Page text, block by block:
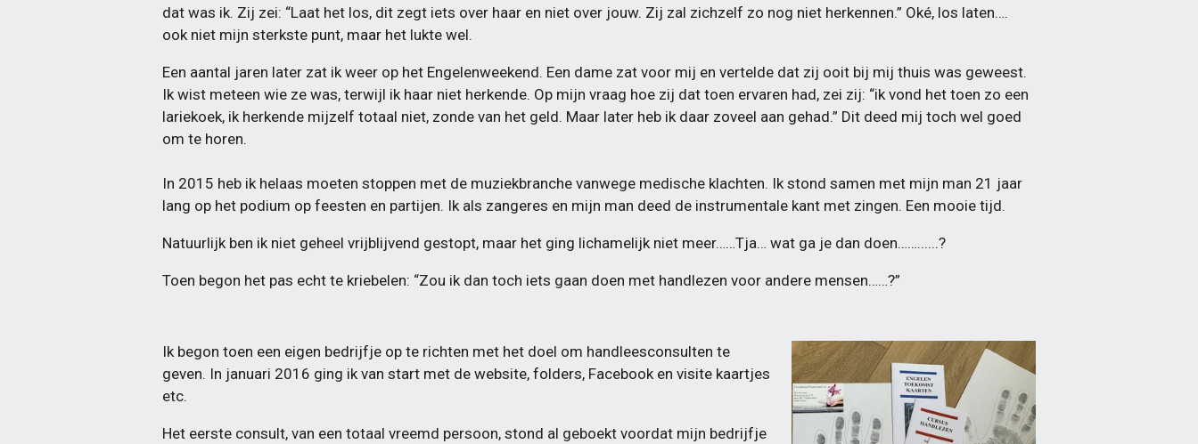
dat was ik. Zij zei: “Laat het los, dit zegt iets over haar en niet over jouw. Zij zal zichzelf zo nog niet herkennen.” Oké, los laten….
ook niet mijn sterkste punt, maar het lukte wel.
Een aantal jaren later zat ik weer op het Engelenweekend. Een dame zat voor mij en vertelde dat zij ooit bij mij thuis was geweest.
Ik wist meteen wie ze was, terwijl ik haar niet herkende. Op mijn vraag hoe zij dat toen ervaren had, zei zij: “ik vond het toen zo een
lariekoek, ik herkende mijzelf totaal niet, zonde van het geld. Maar later heb ik daar zoveel aan gehad.” Dit deed mij toch wel goed
om te horen.
In 2015 heb ik helaas moeten stoppen met de muziekbranche vanwege medische klachten. Ik stond samen met mijn man 21 jaar
lang op het podium op feesten en partijen. Ik als zangeres en mijn man deed de instrumentale kant met zingen. Een mooie tijd.
Natuurlijk ben ik niet geheel vrijblijvend gestopt, maar het ging lichamelijk niet meer……Tja… wat ga je dan doen……......?
Toen begon het pas echt te kriebelen: “Zou ik dan toch iets gaan doen met handlezen voor andere mensen……?”
Ik begon toen een eigen bedrijfje op te richten met het doel om handleesconsulten te
geven. In januari 2016 ging ik van start met de website, folders, Facebook en visite kaartjes
etc.
Het eerste consult, van een totaal vreemd persoon, stond al geboekt voordat mijn bedrijfje